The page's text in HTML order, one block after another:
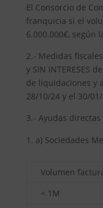
El Consorcio de
franquicia si el
6.000.000€, según
2.- Medidas
y SIN INTERESES
de liquidaciones y
28/10/24 y el 30/
3.- Ayudas
a) Sociedades
Volumen
< 1M